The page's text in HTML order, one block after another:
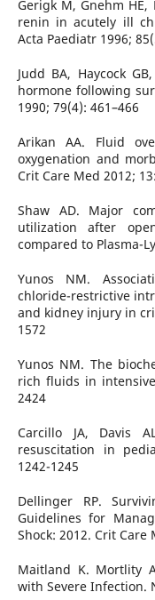
Gerigk M, Gnehm
renin in acutely ill
Acta Paediatr 1996;
Judd BA, Haycock
hormone following
1990; 79(4): 461–466
Arikan AA. Fluid
oxygenation and
Crit Care Med 2012;
Shaw AD. Major
utilization after
compared to Plasma-
Yunos NM.
chloride-restrictive
and kidney injury in
1572
Yunos NM. The
rich fluids in
2424
Carcillo JA, Davis
resuscitation in
1242-1245
Dellinger RP.
Guidelines for
Shock: 2012. Crit Care
Maitland K. Mortlity
with Severe Infection.